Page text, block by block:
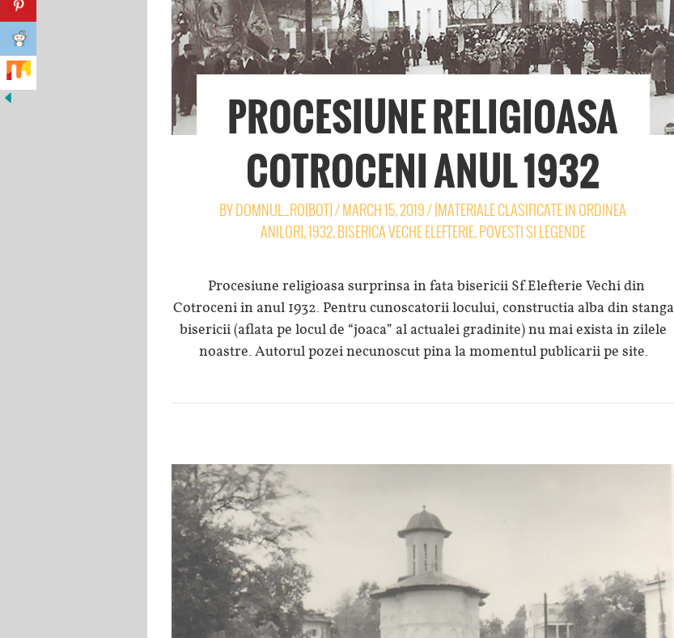
PROCESIUNE RELIGIOASA
COTROCENI ANUL 1932
BYDOMNUL_RO[BOT]/MARCH 15, 2019/[MATERIALE CLASIFICATE IN ORDINEA
ANILOR],1932,BISERICA VECHE ELEFTERIE,POVESTI SI LEGENDE
Procesiune religioasa surprinsa in fata bisericii Sf.Elefterie Vechi din
Cotroceni in anul 1932. Pentru cunoscatorii locului, constructia alba din stanga
bisericii (aflata pe locul de “joaca” al actualei gradinite) nu mai exista in zilele
noastre. Autorul pozei necunoscut pina la momentul publicarii pe site.